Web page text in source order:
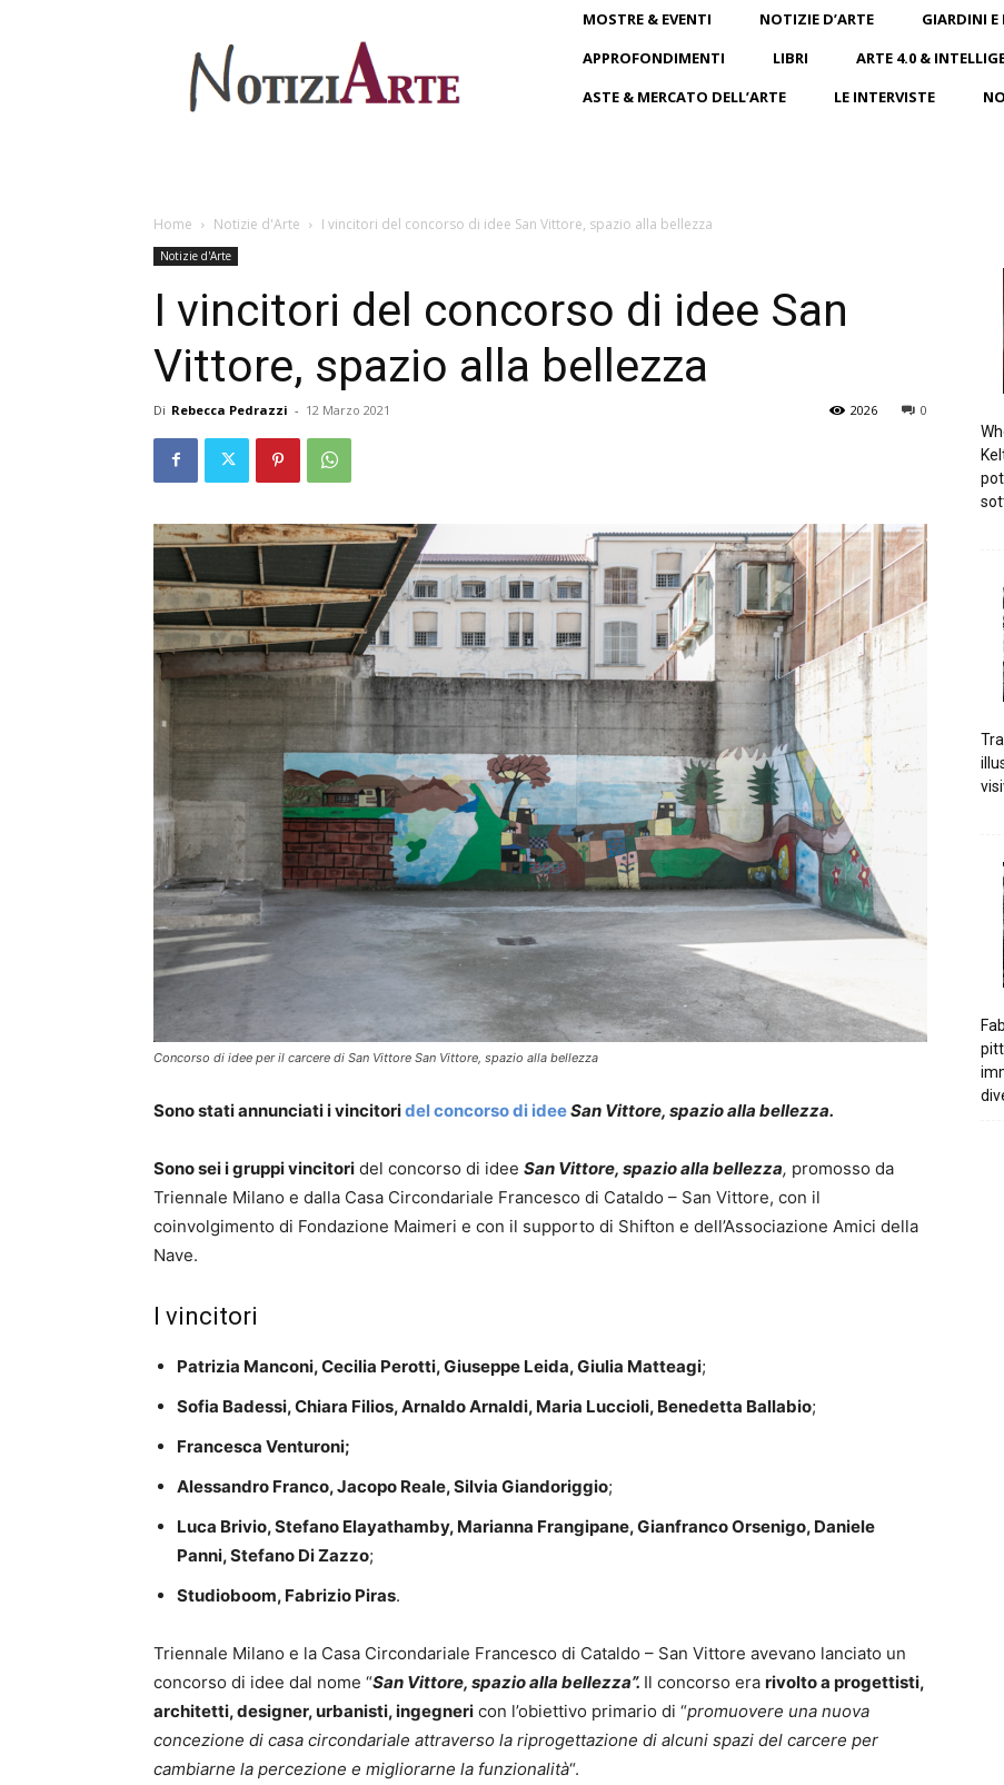
MOSTRE & EVENTI NOTIZIE D’ARTE GIARDINI E
APPROFONDIMENTI
LIBRI
ARTE 4.0 &
ASTE & MERCATO DELL’ARTE
LE INTERVISTE
Home Notizie d'Arte I vincitori del concorso di idee San Vittore, spazio alla bellezza
Notizie d'Arte
I vincitori del concorso di idee San
Vittore, spazio alla bellezza
Di Rebecca Pedrazzi - 12 Marzo 2021 0
2026
Concorso di idee per il carcere di San Vittore San Vittore, spazio alla bellezza
Sono stati annunciati i vincitoridel concorso di ideeSan Vittore, spazio alla bellezza.
Sono sei i gruppi vincitori del concorso di idee San Vittore, spazio alla bellezza, promosso da
Triennale Milano e dalla Casa Circondariale Francesco di Cataldo – San Vittore, con il
coinvolgimento di Fondazione Maimeri e con il supporto di Shifton e dell’Associazione Amici della
Nave.
I vincitori
Patrizia Manconi, Cecilia Perotti, Giuseppe Leida, Giulia Matteagi;
Sofia Badessi, Chiara Filios, Arnaldo Arnaldi, Maria Luccioli, Benedetta Ballabio;
Francesca Venturoni;
Alessandro Franco, Jacopo Reale, Silvia Giandoriggio;
Luca Brivio, Stefano Elayathamby, Marianna Frangipane, Gianfranco Orsenigo, Daniele
Panni, Stefano Di Zazzo;
Studioboom, Fabrizio Piras.
Triennale Milano e la Casa Circondariale Francesco di Cataldo – San Vittore avevano lanciato un
concorso di idee dal nome “San Vittore, spazio alla bellezza”. Il concorso era rivolto a progettisti,
architetti, designer, urbanisti, ingegneri con l’obiettivo primario di “promuovere una nuova
concezione di casa circondariale attraverso la riprogettazione di alcuni spazi del carcere per
cambiarne la percezione e migliorarne la funzionalità“.